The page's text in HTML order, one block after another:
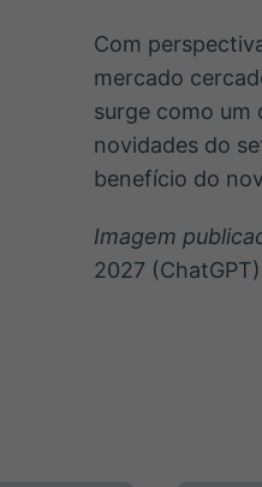
Com
mercado
surge como um
novidades do
benefício do
Imagem
2027 (ChatGPT)